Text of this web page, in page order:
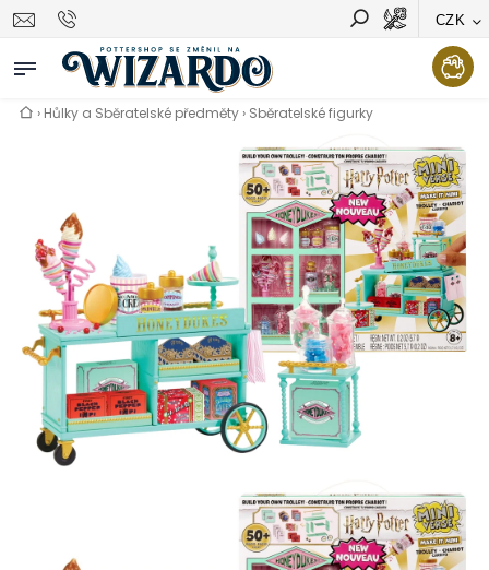
CZK
Vyhledávání Hledat
› Hůlky a Sběratelské předměty › Sběratelské figurky